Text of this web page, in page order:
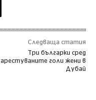
Следваща статия
Три българки сред
арестуваните голи жени в
Дубай